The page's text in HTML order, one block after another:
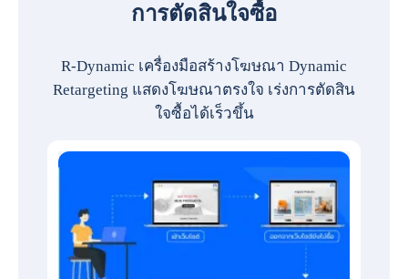
การตัดสินใจซื้อ
R-Dynamic เครื่องมือสร้างโฆษณา Dynamic
Retargeting แสดงโฆษณาตรงใจ เร่งการตัดสิน
ใจซื้อได้เร็วขึ้น